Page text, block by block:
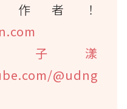
者！
子漾
@udng